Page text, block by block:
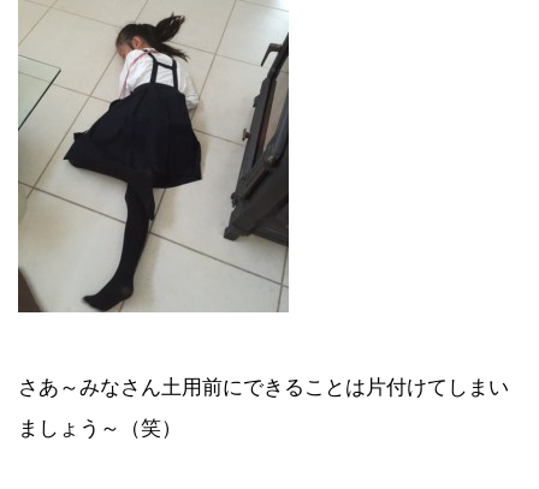
さあ～みなさん土用前にできることは片付けてしまい
ましょう～（笑）